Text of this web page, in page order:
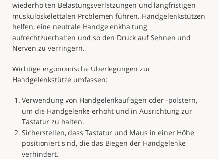
wiederholten Belastungsverletzungen und langfristigen
muskuloskelettalen Problemen führen. Handgelenkstützen
helfen, eine neutrale Handgelenkhaltung
aufrechtzuerhalten und so den Druck auf Sehnen und
Nerven zu verringern.
Wichtige ergonomische Überlegungen zur
Handgelenkstütze umfassen:
Verwendung von Handgelenkauflagen oder -polstern,
um die Handgelenke erhöht und in Ausrichtung zur
Tastatur zu halten.
Sicherstellen, dass Tastatur und Maus in einer Höhe
positioniert sind, die das Biegen der Handgelenke
verhindert.